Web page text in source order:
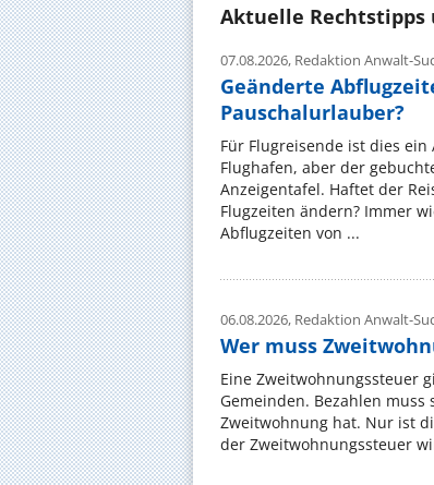
Aktuelle Rechtstipps
07.08.2026, Redaktion Anwalt-
Geänderte
Pauschalurlauber?
Für Flugreisende ist dies
Flughafen, aber der
Anzeigentafel. Haftet der
Flugzeiten ändern? Immer
Abflugzeiten von ...
06.08.2026, Redaktion Anwalt-
Wer muss
Eine Zweitwohnungssteuer
Gemeinden. Bezahlen
Zweitwohnung hat. Nur ist
der Zweitwohnungssteuer